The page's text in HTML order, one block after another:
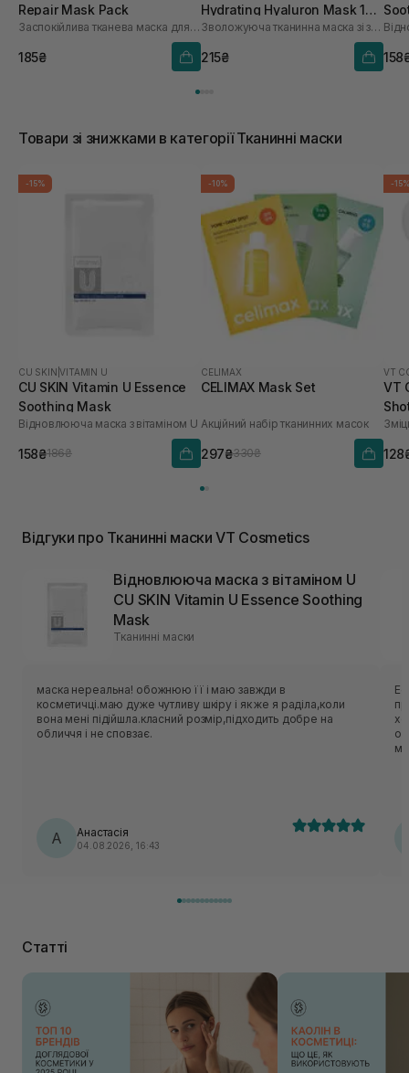
Repair Mask Pack
Заспокійлива тканева маска для обличчя
185₴
Hydrating Hyaluron Mask 1
шт
Зволожуюча тканинна маска зі заспокійливою та антивіковою дією
215₴
Товари зі знижками в категорії Тканинні маски
-15%
CU SKIN |VITAMIN U
CU SKIN Vitamin U Essence
Soothing Mask
Відновлююча маска з вітаміном U
158₴186₴
-10%
CELIMAX
CELIMAX Mask Set
Акційний набір тканинних масок
297₴330₴
-
VT
VT
Відгуки про Тканинні маски VT Cosmetics
Відновлююча маска з вітаміном U
CU SKIN Vitamin U Essence Soothing
Mask
Тканинні маски
маска нереальна! обожнюю її і маю завжди в
косметичці.маю дуже чутливу шкіру і як же я раділа,коли
вона мені підійшла.класний розмір,підходить добре на
обличчя і не сповзає.
А Анастасія
04.08.2026, 16:43
Статті